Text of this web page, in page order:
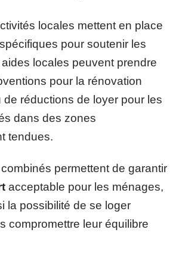
locales mettent en place
pour soutenir les
locales peuvent prendre
pour la rénovation
réductions de loyer pour les
dans des zones
tendues.
permettent de garantir
acceptable pour les ménages,
la possibilité de se loger
compromettre leur équilibre